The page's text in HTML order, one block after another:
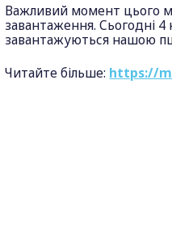
Важливий момент цього
завантаження. Сьогодні
завантажуються нашою
Читайте більше: https://